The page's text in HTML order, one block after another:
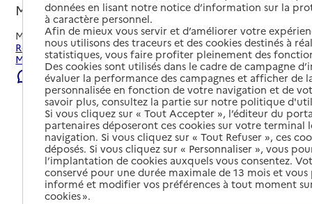
Montholon, YONNE
Mis à jour le05/08/2026
Rechercher les établissements et services autour de
Montholon.
Signaler une erreur
données en lisant notre notice d’information sur la
à caractère personnel.
Afin de mieux vous servir et d’améliorer votre
nous utilisons des traceurs et des cookies destinés à
statistiques, vous faire profiter pleinement des
Des cookies sont utilisés dans le cadre de campagne
évaluer la performance des campagnes et afficher de
personnalisée en fonction de votre navigation et de
savoir plus, consultez la partie sur notre politique
Si vous cliquez sur « Tout Accepter », l’éditeur du
partenaires déposeront ces cookies sur votre terminal
navigation. Si vous cliquez sur « Tout Refuser », ces
déposés. Si vous cliquez sur « Personnaliser », vous
l’implantation de cookies auxquels vous consentez.
conservé pour une durée maximale de 13 mois et
informé et modifier vos préférences à tout moment
cookies ».